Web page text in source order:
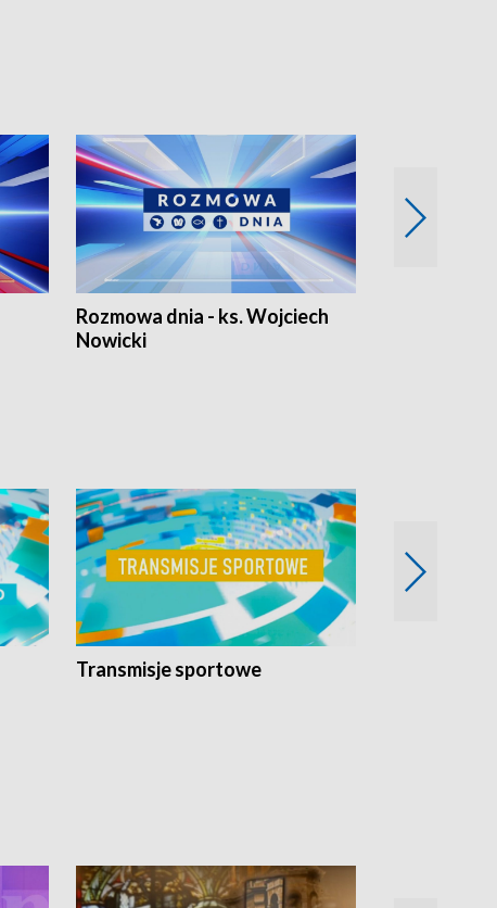
Rozmowa dnia - ks. Wojciech
Nowicki
Transmisje sportowe